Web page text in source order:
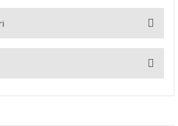
ilk yorumu siz yapın!